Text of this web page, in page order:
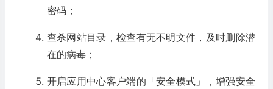
密码；
查杀网站目录，检查有无不明文件，及时删除潜
在的病毒；
开启应用中心客户端的「安全模式」，增强安全